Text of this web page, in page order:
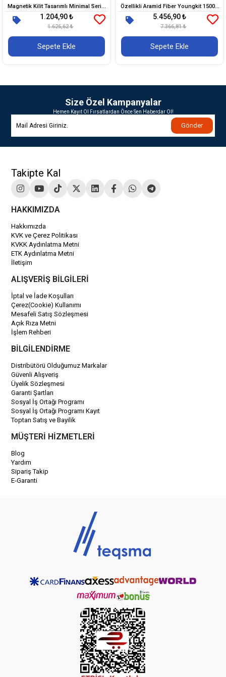
Magnetik Kilit Tasarımlı Minimal Serisi
Kılıf
1.204,90 ₺
1.626,62 ₺
Sepete Ekle
Özellikli Aramid Fiber Youngkit 1500D
Kevlar Extreme Wing Serisi Kapak
5.456,90 ₺
7.366,81 ₺
Sepete Ekle
Size Özel Kampanyalar
Hemen Kayıt Ol Fırsatlardan Önce Sen Haberdar Ol!
Gönder
Takipte Kal
HAKKIMIZDA
Hakkımızda
KVK ve Çerez Politikası
KVKK Aydınlatma Metni
ETK Aydınlatma Metni
İletişim
ALIŞVERİŞ BİLGİLERİ
İptal ve İade Koşulları
Çerez(Cookie) Kullanımı
Mesafeli Satış Sözleşmesi
Açık Rıza Metni
İşlem Rehberi
BİLGİLENDİRME
Distribütörü Olduğumuz Markalar
Güvenli Alışveriş
Üyelik Sözleşmesi
Garanti Şartları
Sosyal İş Ortağı Programı
Sosyal İş Ortağı Programı Kayıt
Toptan Satış ve Bayilik
MÜŞTERİ HİZMETLERİ
Blog
Yardım
Sipariş Takip
E-Garanti